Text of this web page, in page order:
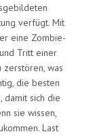
verfügt. Mit
eine Zombie-
Tritt einer
was
die besten
damit sich die
sie wissen,
Last